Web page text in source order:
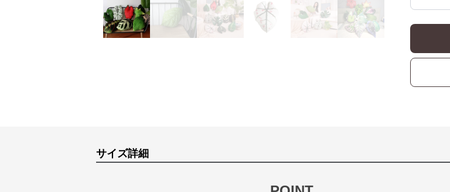
サイズ詳細